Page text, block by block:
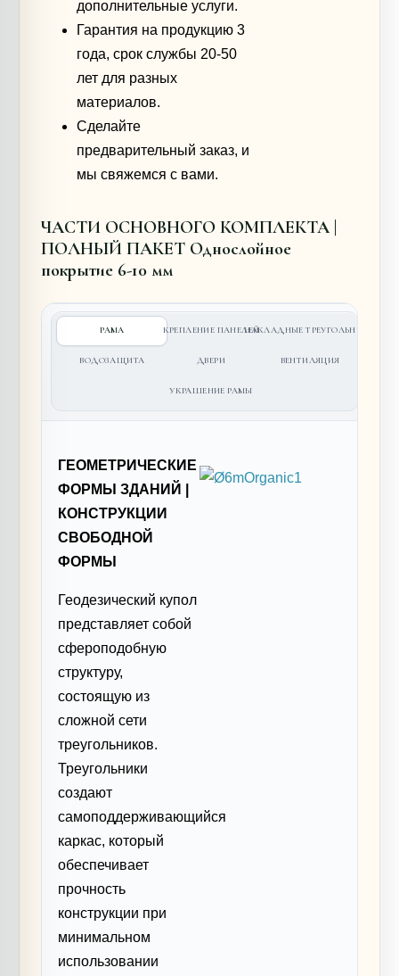
дополнительные услуги.
Гарантия на продукцию 3
года, срок службы 20-50
лет для разных
материалов.
Сделайте
предварительный заказ, и
мы свяжемся с вами.
ЧАСТИ ОСНОВНОГО КОМПЛЕКТА |
ПОЛНЫЙ ПАКЕТ Однослойное
покрытие 6-10 мм
РАМА КРЕПЛЕНИЕ ПАНЕЛЕЙНАКЛАДНЫЕ ТРЕУГОЛЬНИКИ
ВОДОЗАЩИТА ДВЕРИ ВЕНТИЛЯЦИЯ
УКРАШЕНИЕ РАМЫ
ГЕОМЕТРИЧЕСКИЕ
ФОРМЫ ЗДАНИЙ |
КОНСТРУКЦИИ
СВОБОДНОЙ
ФОРМЫ
Геодезический купол
представляет собой
сфероподобную
структуру,
состоящую из
сложной сети
треугольников.
Треугольники
создают
самоподдерживающийся
каркас, который
обеспечивает
прочность
конструкции при
минимальном
использовании